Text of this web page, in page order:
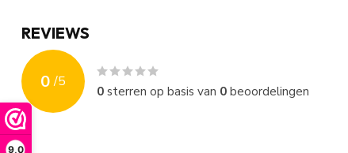
9,0
REVIEWS
0 /5
0sterren op basis van 0beoordelingen